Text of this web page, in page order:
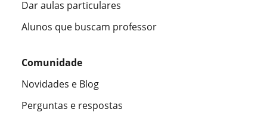
Dar aulas particulares
Alunos que buscam professor
Comunidade
Novidades e Blog
Perguntas e respostas